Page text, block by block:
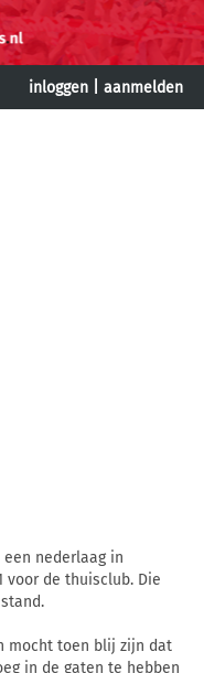
inloggen aanmelden
nederlaag in
voor de thuisclub. Die
mocht toen blij zijn dat
in de gaten te hebben